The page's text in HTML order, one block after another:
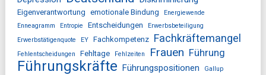
Eigenverantwortung emotionale Bindung
Energiewende
Enneagramm
Entropie Entscheidungen
Erwerbsbeteiligung
Erwerbstätigenquote
EY Fachkompetenz Fachkräftemangel
Fehlentscheidungen Fehltage Fehlzeiten Frauen Führung
Führungskräfte Führungspositionen
Gallup